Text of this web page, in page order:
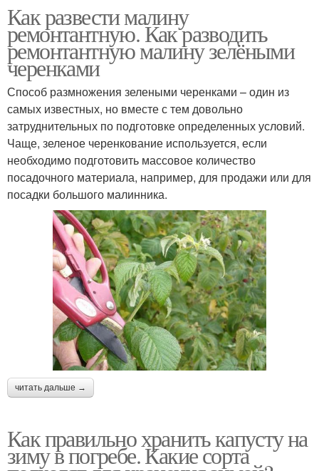
Как развести малину
ремонтантную. Как разводить
ремонтантную малину зелёными
черенками
Способ размножения зелеными черенками – один из
самых известных, но вместе с тем довольно
затруднительных по подготовке определенных условий.
Чаще, зеленое черенкование используется, если
необходимо подготовить массовое количество
посадочного материала, например, для продажи или для
посадки большого малинника.
читать дальше →
Как правильно хранить капусту на
зиму в погребе. Какие сорта